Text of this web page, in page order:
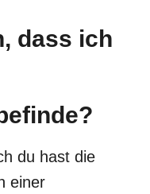
dass ich
du hast die
einer